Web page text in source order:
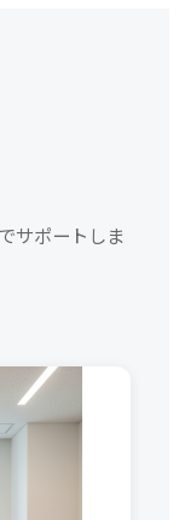
サポートしま